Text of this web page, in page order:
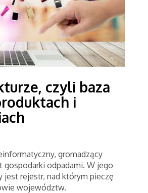
czyli baza
i
gromadzący
gospodarki odpadami. W jego
jest rejestr, nad którym pieczę
województw.